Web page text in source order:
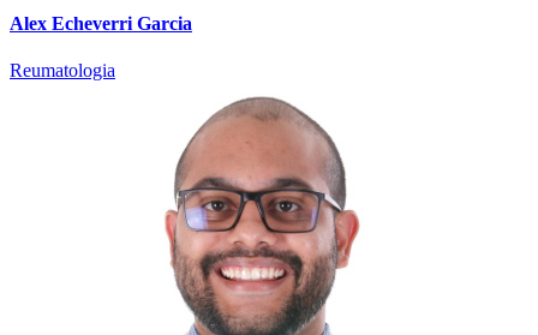
Alex Echeverri Garcia
Reumatologia